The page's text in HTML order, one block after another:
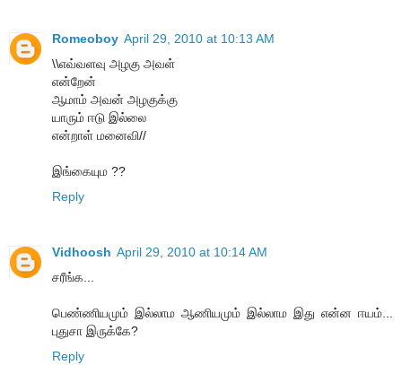
Romeoboy April 29, 2010 at 10:13 AM
\\எவ்வளவு அழகு அவள்
என்றேன்
ஆமாம் அவன் அழகுக்கு
யாரும் ஈடு இல்லை
என்றாள் மனைவி//
இங்கையும ??
Reply
Vidhoosh April 29, 2010 at 10:14 AM
சரீங்க...
பெண்ணியமும் இல்லாம ஆணியமும் இல்லாம இது என்ன ஈயம்...
புதுசா இருக்கே?
Reply